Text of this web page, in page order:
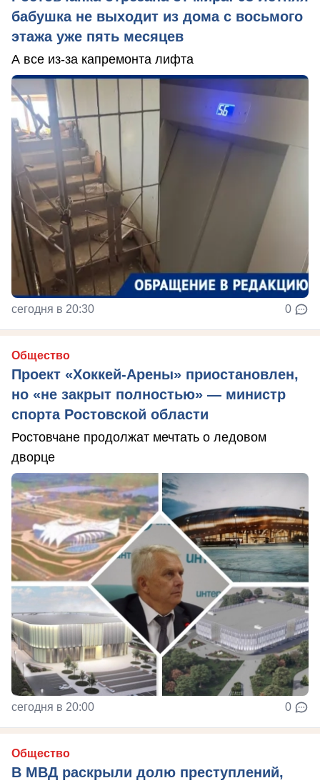
бабушка не выходит из дома с восьмого
этажа уже пять месяцев
А все из-за капремонта лифта
сегодня в 20:30 0
Общество
Проект «Хоккей-Арены» приостановлен,
но «не закрыт полностью» — министр
спорта Ростовской области
Ростовчане продолжат мечтать о ледовом
дворце
сегодня в 20:00 0
Общество
В МВД раскрыли долю преступлений,